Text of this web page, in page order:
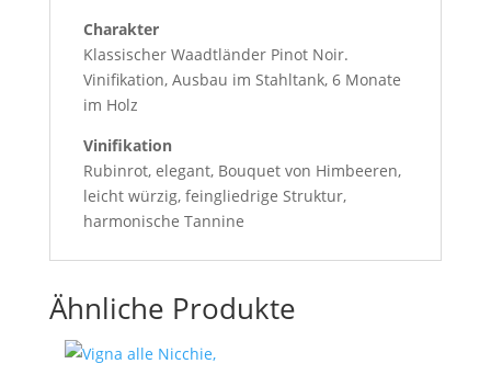
Charakter
Klassischer Waadtländer Pinot Noir.
Vinifikation, Ausbau im Stahltank, 6 Monate
im Holz
Vinifikation
Rubinrot, elegant, Bouquet von Himbeeren,
leicht würzig, feingliedrige Struktur,
harmonische Tannine
Ähnliche Produkte